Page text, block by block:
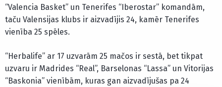
“Valencia Basket” un Tenerifes “Iberostar” komandām,
taču Valensijas klubs ir aizvadījis 24, kamēr Tenerifes
vienība 25 spēles.
“Herbalife” ar 17 uzvarām 25 mačos ir sestā, bet tikpat
uzvaru ir Madrides “Real”, Barselonas “Lassa” un Vitorijas
“Baskonia” vienībām, kuras gan aizvadījušas pa 24